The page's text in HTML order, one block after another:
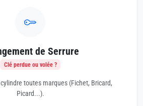
de Serrure
Clé perdue ou volée ?
toutes marques (Fichet, Bricard,
Picard...).